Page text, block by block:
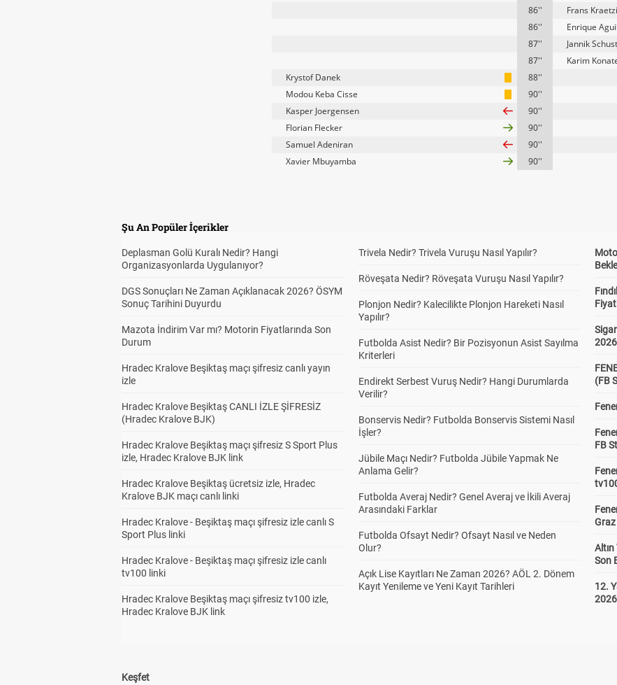
86''
Frans
86''
Enrique
87''
Jannik
87''
Karim
Krystof Danek
88''
Modou Keba Cisse
90''
Kasper Joergensen
90''
Florian Flecker
90''
Samuel Adeniran
90''
Xavier Mbuyamba
90''
Şu An Popüler İçerikler
Deplasman Golü Kuralı Nedir? Hangi
Organizasyonlarda Uygulanıyor?
DGS Sonuçları Ne Zaman Açıklanacak 2026? ÖSYM
Sonuç Tarihini Duyurdu
Mazota İndirim Var mı? Motorin Fiyatlarında Son
Durum
Hradec Kralove Beşiktaş maçı şifresiz canlı yayın
izle
Hradec Kralove Beşiktaş CANLI İZLE ŞİFRESİZ
(Hradec Kralove BJK)
Hradec Kralove Beşiktaş maçı şifresiz S Sport Plus
izle, Hradec Kralove BJK link
Hradec Kralove Beşiktaş ücretsiz izle, Hradec
Kralove BJK maçı canlı linki
Hradec Kralove - Beşiktaş maçı şifresiz izle canlı S
Sport Plus linki
Hradec Kralove - Beşiktaş maçı şifresiz izle canlı
tv100 linki
Hradec Kralove Beşiktaş maçı şifresiz tv100 izle,
Hradec Kralove BJK link
Trivela Nedir? Trivela Vuruşu Nasıl Yapılır?
Röveşata Nedir? Röveşata Vuruşu Nasıl Yapılır?
Plonjon Nedir? Kalecilikte Plonjon Hareketi Nasıl
Yapılır?
Futbolda Asist Nedir? Bir Pozisyonun Asist Sayılma
Kriterleri
Endirekt Serbest Vuruş Nedir? Hangi Durumlarda
Verilir?
Bonservis Nedir? Futbolda Bonservis Sistemi Nasıl
İşler?
Jübile Maçı Nedir? Futbolda Jübile Yapmak Ne
Anlama Gelir?
Futbolda Averaj Nedir? Genel Averaj ve İkili Averaj
Arasındaki Farklar
Futbolda Ofsayt Nedir? Ofsayt Nasıl ve Neden
Olur?
Açık Lise Kayıtları Ne Zaman 2026? AÖL 2. Dönem
Kayıt Yenileme ve Yeni Kayıt Tarihleri
2026
(FB
FB
Graz
Son
12.
Keşfet